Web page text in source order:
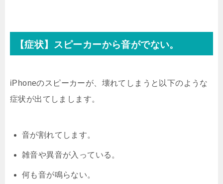
【症状】スピーカーから音がでない。
iPhoneのスピーカーが、壊れてしまうと以下のような
症状が出てしまします。
音が割れてします。
雑音や異音が入っている。
何も音が鳴らない。